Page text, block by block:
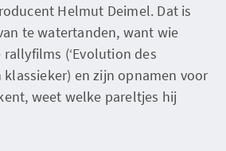
Helmut Deimel. Dat is
te watertanden, want wie
(‘Evolution des
klassieker) en zijn opnamen voor
weet welke pareltjes hij